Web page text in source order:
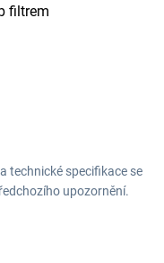
filtrem
technické specifikace se
upozornění.